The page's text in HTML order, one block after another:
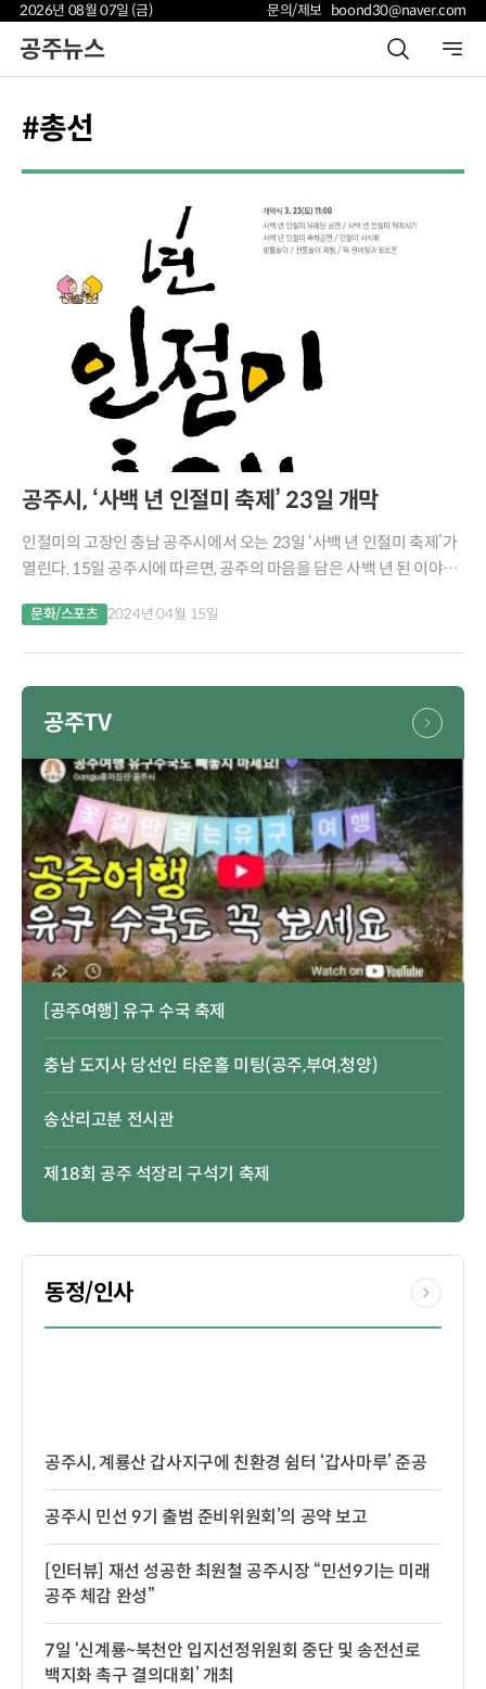
2026년 08월 07일 (금) 문의/제보 boond30@naver.com
공주뉴스
#총선
공주시, ‘사백 년 인절미 축제’ 23일 개막
인절미의 고장인 충남 공주시에서 오는 23일 ‘사백 년 인절미 축제’가
열린다. 15일 공주시에 따르면, 공주의 마음을 담은 사백 년 된 이야기
문화/스포츠 2024년 04월 15일
공주TV
[공주여행] 유구 수국 축제
충남 도지사 당선인 타운홀 미팅(공주,부여,청양)
송산리고분 전시관
제18회 공주 석장리 구석기 축제
동정/인사
공주시, 계룡산 갑사지구에 친환경 쉼터 ‘갑사마루’ 준공
공주시 민선 9기 출범 준비위원회’의 공약 보고
[인터뷰] 재선 성공한 최원철 공주시장 “민선9기는 미래
공주 체감 완성”
7일 ‘신계룡~북천안 입지선정위원회 중단 및 송전선로
백지화 촉구 결의대회’ 개최